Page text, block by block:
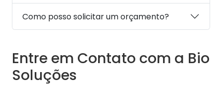
Como posso solicitar um orçamento?
Entre em Contato com a Bio
Soluções